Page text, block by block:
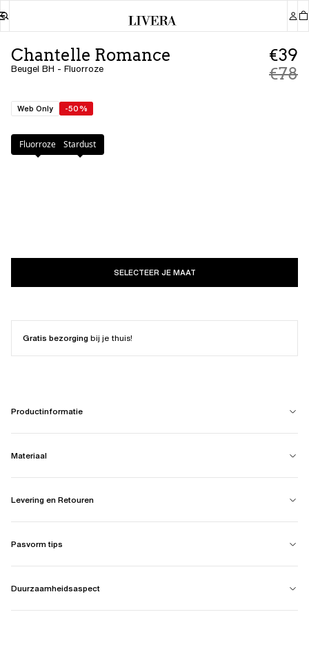
Chantelle Romance
Beugel BH - Fluorroze
€39
€78
Web Only -50%
Kleur: Fluorroze
Fluorroze Stardust
SELECTEER JE MAAT
Gratis bezorgingbij je thuis!
Productinformatie
Materiaal
Levering en Retouren
Pasvorm tips
Duurzaamheidsaspect